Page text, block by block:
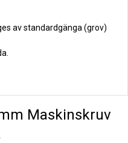
av standardgänga (grov)
Maskinskruv